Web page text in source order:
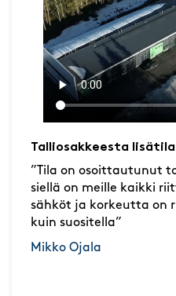
Talliosakkeesta
”Tila on osoittautunut
siellä on meille kaikki
sähköt ja korkeutta on
kuin suositella”
Mikko Ojala